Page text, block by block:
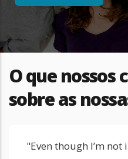
O que nossos
sobre as
"Even though I’m